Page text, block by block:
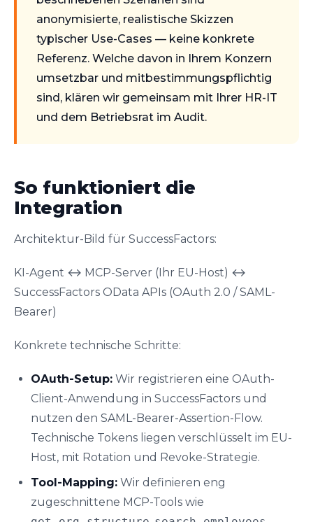
anonymisierte, realistische Skizzen
typischer Use-Cases — keine konkrete
Referenz. Welche davon in Ihrem Konzern
umsetzbar und mitbestimmungspflichtig
sind, klären wir gemeinsam mit Ihrer HR-IT
und dem Betriebsrat im Audit.
So funktioniert die
Integration
Architektur-Bild für SuccessFactors:
KI-Agent ↔ MCP-Server (Ihr EU-Host) ↔
SuccessFactors OData APIs (OAuth 2.0 / SAML-
Bearer)
Konkrete technische Schritte:
OAuth-Setup: Wir registrieren eine OAuth-
Client-Anwendung in SuccessFactors und
nutzen den SAML-Bearer-Assertion-Flow.
Technische Tokens liegen verschlüsselt im EU-
Host, mit Rotation und Revoke-Strategie.
Tool-Mapping: Wir definieren eng
zugeschnittene MCP-Tools wie